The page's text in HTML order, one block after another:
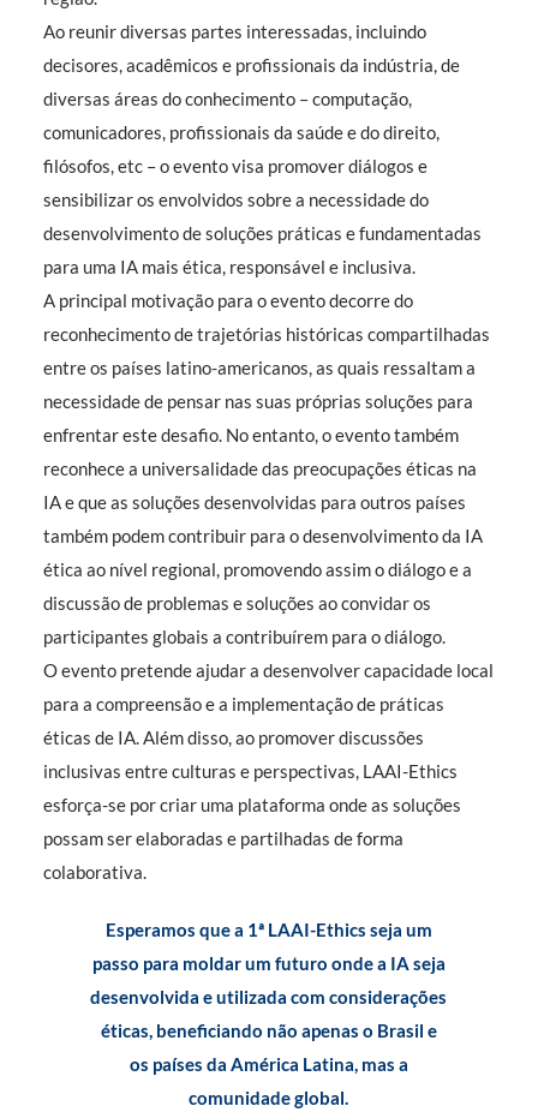
Ao reunir diversas partes interessadas, incluindo
decisores, acadêmicos e profissionais da indústria, de
diversas áreas do conhecimento – computação,
comunicadores, profissionais da saúde e do direito,
filósofos, etc – o evento visa promover diálogos e
sensibilizar os envolvidos sobre a necessidade do
desenvolvimento de soluções práticas e fundamentadas
para uma IA mais ética, responsável e inclusiva.
A principal motivação para o evento decorre do
reconhecimento de trajetórias históricas compartilhadas
entre os países latino-americanos, as quais ressaltam a
necessidade de pensar nas suas próprias soluções para
enfrentar este desafio. No entanto, o evento também
reconhece a universalidade das preocupações éticas na
IA e que as soluções desenvolvidas para outros países
também podem contribuir para o desenvolvimento da IA
ética ao nível regional, promovendo assim o diálogo e a
discussão de problemas e soluções ao convidar os
participantes globais a contribuírem para o diálogo.
O evento pretende ajudar a desenvolver capacidade local
para a compreensão e a implementação de práticas
éticas de IA. Além disso, ao promover discussões
inclusivas entre culturas e perspectivas, LAAI-Ethics
esforça-se por criar uma plataforma onde as soluções
possam ser elaboradas e partilhadas de forma
colaborativa.
Esperamos que a 1ª LAAI-Ethics seja um
passo para moldar um futuro onde a IA seja
desenvolvida e utilizada com considerações
éticas, beneficiando não apenas o Brasil e
os países da América Latina, mas a
comunidade global.